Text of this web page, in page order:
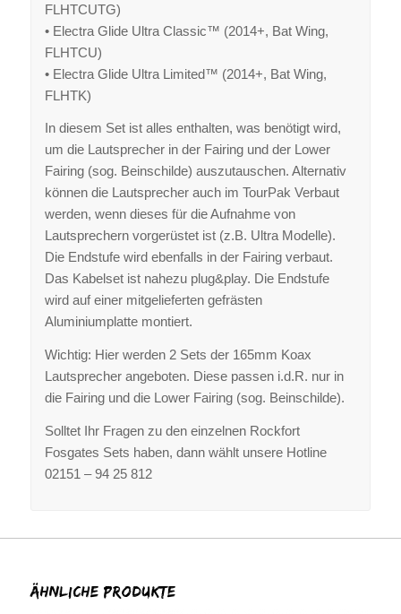
FLHTCUTG)
• Electra Glide Ultra Classic™ (2014+, Bat Wing,
FLHTCU)
• Electra Glide Ultra Limited™ (2014+, Bat Wing,
FLHTK)
In diesem Set ist alles enthalten, was benötigt wird,
um die Lautsprecher in der Fairing und der Lower
Fairing (sog. Beinschilde) auszutauschen. Alternativ
können die Lautsprecher auch im TourPak Verbaut
werden, wenn dieses für die Aufnahme von
Lautsprechern vorgerüstet ist (z.B. Ultra Modelle).
Die Endstufe wird ebenfalls in der Fairing verbaut.
Das Kabelset ist nahezu plug&play. Die Endstufe
wird auf einer mitgelieferten gefrästen
Aluminiumplatte montiert.
Wichtig: Hier werden 2 Sets der 165mm Koax
Lautsprecher angeboten. Diese passen i.d.R. nur in
die Fairing und die Lower Fairing (sog. Beinschilde).
Solltet Ihr Fragen zu den einzelnen Rockfort
Fosgates Sets haben, dann wählt unsere Hotline
02151 – 94 25 812
Ähnliche Produkte